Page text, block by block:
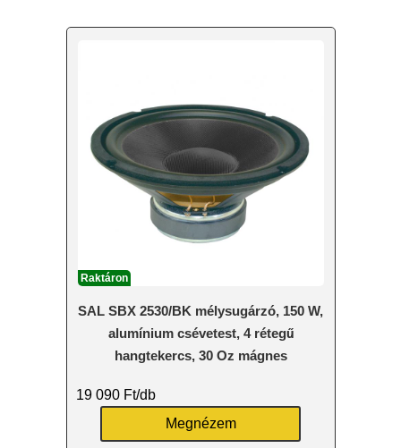
Raktáron
SAL SBX 2530/BK mélysugárzó, 150 W,
alumínium csévetest, 4 rétegű
hangtekercs, 30 Oz mágnes
19 090 Ft/db
Megnézem